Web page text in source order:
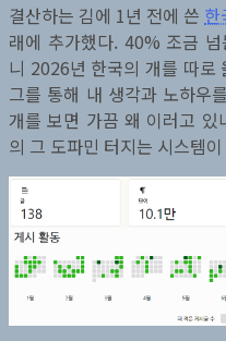
결산하는 김에 1년 전에 쓴 한
래에 추가했다. 40% 조금
니 2026년 한국의 개를 따로
그를 통해 내 생각과 노하우
개를 보면 가끔 왜 이러고 있
의 그 도파민 터지는 시스템